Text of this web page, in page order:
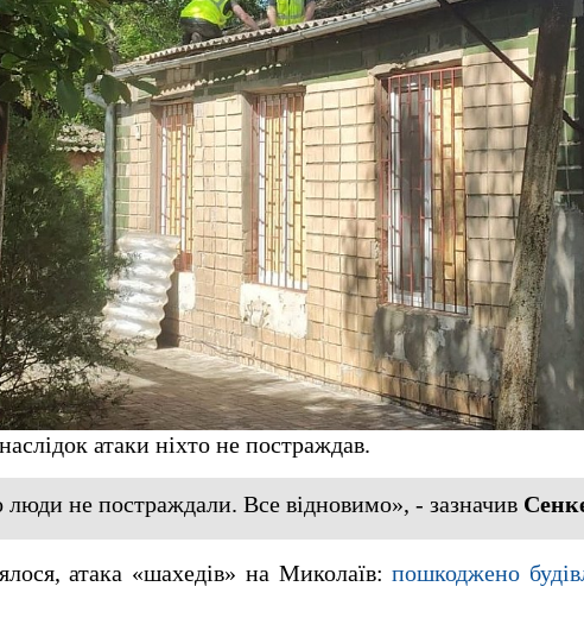
атаки ніхто не постраждав.
не постраждали. Все відновимо», - зазначив
атака «шахедів» на Миколаїв:пошкоджено